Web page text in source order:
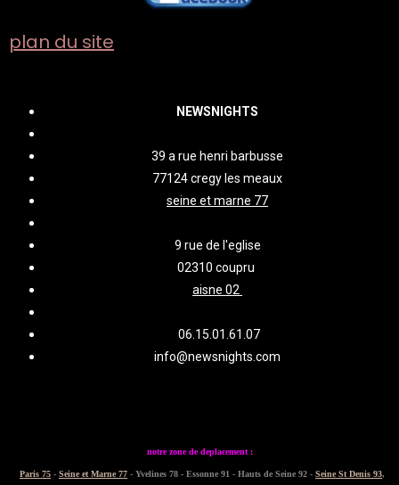
plan du site
NEWSNIGHTS
39 a rue henri barbusse
77124 cregy les meaux
seine et marne 77
9 rue de l'eglise
02310 coupru
aisne 02
06.15.01.61.07
info@newsnights.com
notre zone de deplacement :
Paris 75 - Seine et Marne 77 - Yvelines 78 - Essonne 91 - Hauts de Seine 92 - Seine St Denis 93,